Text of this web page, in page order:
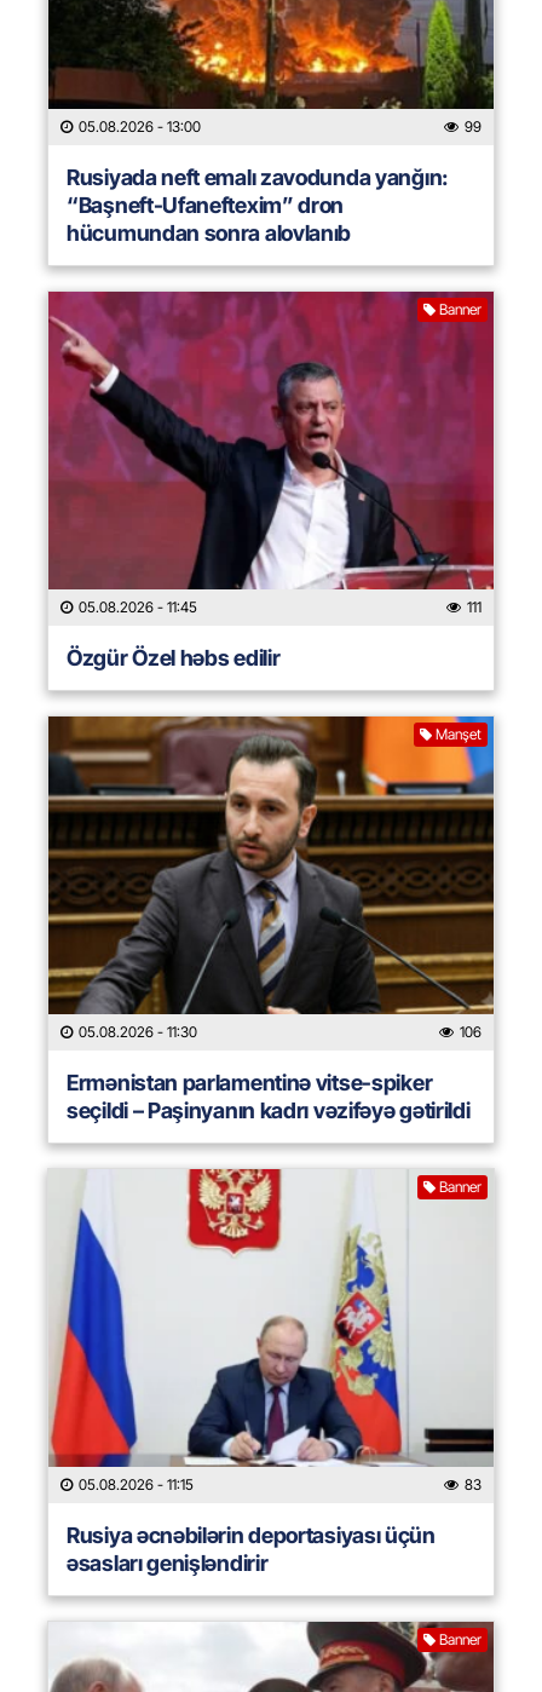
05.08.2026 - 13:00 99
Rusiyada neft emalı zavodunda yanğın:
“Başneft-Ufaneftexim” dron
hücumundan sonra alovlanıb
Banner
05.08.2026 - 11:45 111
Özgür Özel həbs edilir
Manşet
05.08.2026 - 11:30 106
Ermənistan parlamentinə vitse-spiker
seçildi – Paşinyanın kadrı vəzifəyə gətirildi
Banner
05.08.2026 - 11:15 83
Rusiya əcnəbilərin deportasiyası üçün
əsasları genişləndirir
Banner